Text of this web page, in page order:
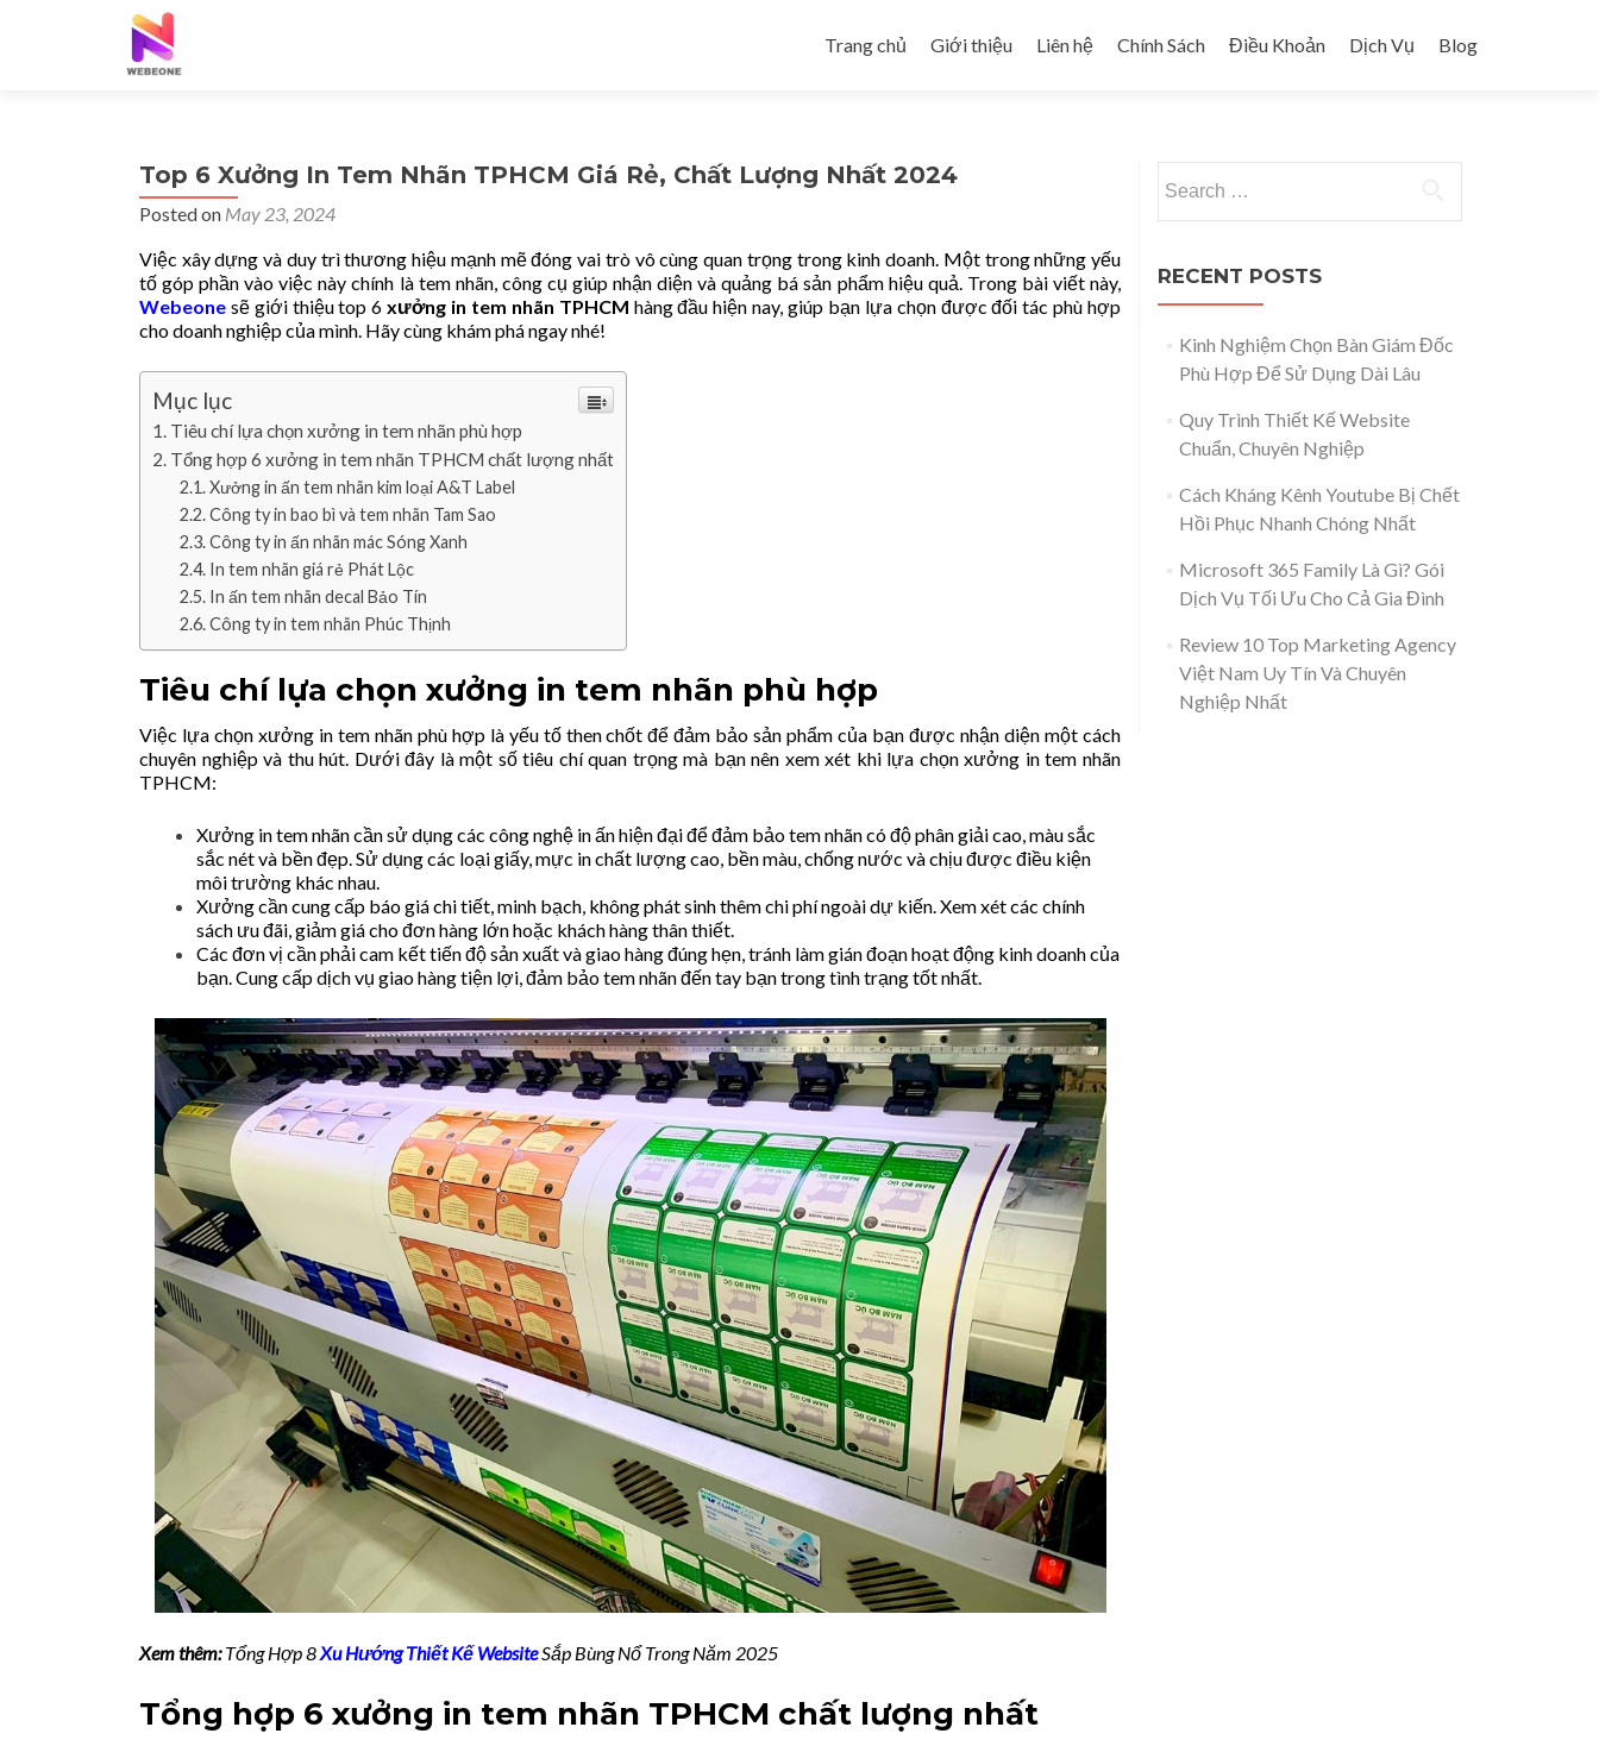
Trang chủ
Giới thiệu Liên hệ Chính Sách Điều Khoản Dịch Vụ Blog
Top 6 Xưởng In Tem Nhãn TPHCM Giá Rẻ, Chất Lượng Nhất 2024
Posted on May 23, 2024
Việc xây dựng và duy trì thương hiệu mạnh mẽ đóng vai trò vô cùng quan trọng trong kinh doanh. Một trong những yếu
tố góp phần vào việc này chính là tem nhãn, công cụ giúp nhận diện và quảng bá sản phẩm hiệu quả. Trong bài viết này,
Webeone sẽ giới thiệu top 6xưởng in tem nhãn TPHCM hàng đầu hiện nay, giúp bạn lựa chọn được đối tác phù hợp
cho doanh nghiệp của mình. Hãy cùng khám phá ngay nhé!
Mục lục
Tiêu chí lựa chọn xưởng in tem nhãn phù hợp
Tổng hợp 6 xưởng in tem nhãn TPHCM chất lượng nhất
Xưởng in ấn tem nhãn kim loại A&T Label
Công ty in bao bì và tem nhãn Tam Sao
Công ty in ấn nhãn mác Sóng Xanh
In tem nhãn giá rẻ Phát Lộc
In ấn tem nhãn decal Bảo Tín
Công ty in tem nhãn Phúc Thịnh
Tiêu chí lựa chọn xưởng in tem nhãn phù hợp
Việc lựa chọn xưởng in tem nhãn phù hợp là yếu tố then chốt để đảm bảo sản phẩm của bạn được nhận diện một cách
chuyên nghiệp và thu hút. Dưới đây là một số tiêu chí quan trọng mà bạn nên xem xét khi lựa chọn xưởng in tem nhãn
TPHCM:
Xưởng in tem nhãn cần sử dụng các công nghệ in ấn hiện đại để đảm bảo tem nhãn có độ phân giải cao, màu sắc
sắc nét và bền đẹp. Sử dụng các loại giấy, mực in chất lượng cao, bền màu, chống nước và chịu được điều kiện
môi trường khác nhau.
Xưởng cần cung cấp báo giá chi tiết, minh bạch, không phát sinh thêm chi phí ngoài dự kiến. Xem xét các chính
sách ưu đãi, giảm giá cho đơn hàng lớn hoặc khách hàng thân thiết.
Các đơn vị cần phải cam kết tiến độ sản xuất và giao hàng đúng hẹn, tránh làm gián đoạn hoạt động kinh doanh của
bạn. Cung cấp dịch vụ giao hàng tiện lợi, đảm bảo tem nhãn đến tay bạn trong tình trạng tốt nhất.
Xem thêm:Tổng Hợp 8Xu Hướng Thiết Kế WebsiteSắp Bùng Nổ Trong Năm 2025
Tổng hợp 6 xưởng in tem nhãn TPHCM chất lượng nhất
RECENT POSTS
Kinh Nghiệm Chọn Bàn Giám Đốc
Phù Hợp Để Sử Dụng Dài Lâu
Quy Trình Thiết Kế Website
Chuẩn, Chuyên Nghiệp
Cách Kháng Kênh Youtube Bị Chết
Hồi Phục Nhanh Chóng Nhất
Microsoft 365 Family Là Gì? Gói
Dịch Vụ Tối Ưu Cho Cả Gia Đình
Review 10 Top Marketing Agency
Việt Nam Uy Tín Và Chuyên
Nghiệp Nhất